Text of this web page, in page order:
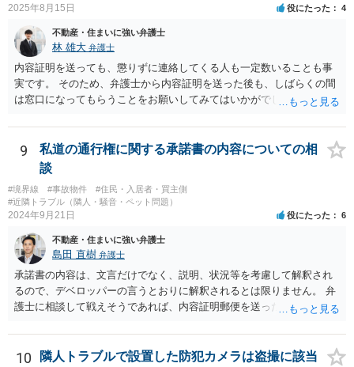
2025年8月15日 役にたった 4
不動産・住まいに強い弁護士
林 雄大 弁護士
内容証明を送っても、懲りずに連絡してくる人も一定数いることも事
実です。 そのため、弁護士から内容証明を送った後も、しばらくの間
は窓口になってもらうことをお願いしてみてはいかがでしょうか。 そ
口（弁護士に）言ってください」とだけお伝えし、それ以外には一切
応じないという姿勢をとることができるため、スタッフの方の負担軽
減を図れると思います。 大変な状況かと思いますが、ご参考になりま
したら幸いです。
9
私道の通行権に関する承諾書の内容についての相
談
#境界線 #事故物件
#住民・入居者・買主側
#近隣トラブル（隣人・騒音・ペット問題）
2024年9月21日 役にたった 6
不動産・住まいに強い弁護士
島田 直樹 弁護士
承諾書の内容は、文言だけでなく、説明、状況等を考慮して解釈され
るので、デベロッパーの言うとおりに解釈されるとは限りません。 弁
護士に相談して戦えそうであれば、内容証明郵便を送ったうえで、デ
10
隣人トラブルで設置した防犯カメラは盗撮に該当